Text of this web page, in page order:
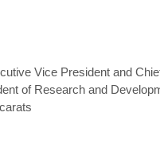
Vice President and
of Research and